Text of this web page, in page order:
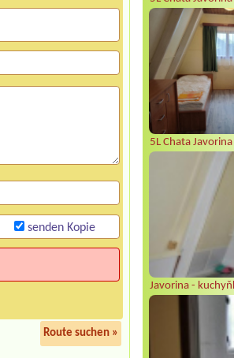
5L Chata Javorina
Javorina -
senden Kopie
Route suchen »